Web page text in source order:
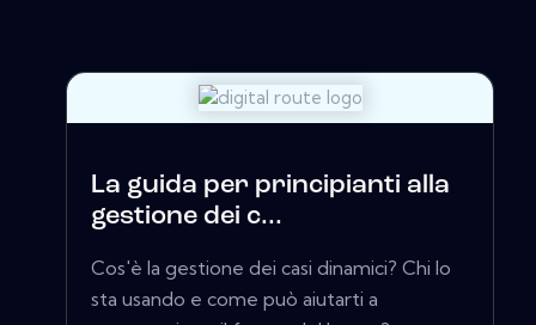
La guida per principianti alla
gestione dei c...
Cos'è la gestione dei casi dinamici? Chi lo
sta usando e come può aiutarti a